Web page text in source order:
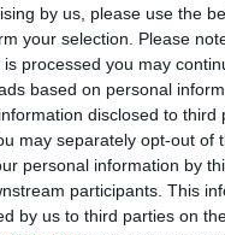
by us, please use the
your selection. Please
processed you may
based on personal
disclosed to third
may separately opt-out of
personal information by
participants. This
by us to third parties on